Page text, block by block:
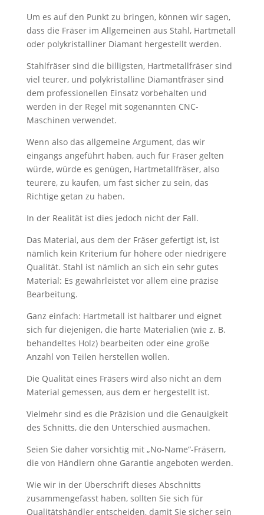
Um es auf den Punkt zu bringen, können wir sagen,
dass die Fräser im Allgemeinen aus Stahl, Hartmetall
oder polykristalliner Diamant hergestellt werden.
Stahlfräser sind die billigsten, Hartmetallfräser sind
viel teurer, und polykristalline Diamantfräser sind
dem professionellen Einsatz vorbehalten und
werden in der Regel mit sogenannten CNC-
Maschinen verwendet.
Wenn also das allgemeine Argument, das wir
eingangs angeführt haben, auch für Fräser gelten
würde, würde es genügen, Hartmetallfräser, also
teurere, zu kaufen, um fast sicher zu sein, das
Richtige getan zu haben.
In der Realität ist dies jedoch nicht der Fall.
Das Material, aus dem der Fräser gefertigt ist, ist
nämlich kein Kriterium für höhere oder niedrigere
Qualität. Stahl ist nämlich an sich ein sehr gutes
Material: Es gewährleistet vor allem eine präzise
Bearbeitung.
Ganz einfach: Hartmetall ist haltbarer und eignet
sich für diejenigen, die harte Materialien (wie z. B.
behandeltes Holz) bearbeiten oder eine große
Anzahl von Teilen herstellen wollen.
Die Qualität eines Fräsers wird also nicht an dem
Material gemessen, aus dem er hergestellt ist.
Vielmehr sind es die Präzision und die Genauigkeit
des Schnitts, die den Unterschied ausmachen.
Seien Sie daher vorsichtig mit „No-Name“-Fräsern,
die von Händlern ohne Garantie angeboten werden.
Wie wir in der Überschrift dieses Abschnitts
zusammengefasst haben, sollten Sie sich für
Qualitätshändler entscheiden, damit Sie sicher sein